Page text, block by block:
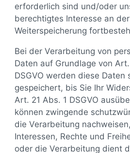
erforderlich sind und/oder
berechtigtes Interesse an der
Weiterspeicherung
Bei der Verarbeitung von
Daten auf Grundlage von
DSGVO werden diese Daten
gespeichert, bis Sie Ihr
Art. 21 Abs. 1 DSGVO
können zwingende
die Verarbeitung
Interessen, Rechte und
oder die Verarbeitung dient